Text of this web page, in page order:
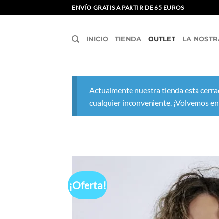
al
ENVÍO GRATIS A PARTIR DE 65 EUROS
INICIO TIENDA OUTLET LA
Actualmente nuestra tienda está
cualquier inconveniente. ¡Volvemos
¡Oferta!